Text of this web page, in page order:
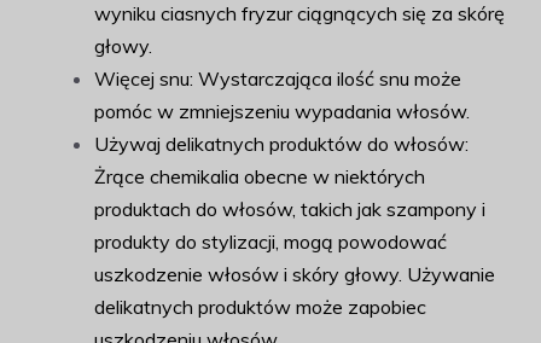
wyniku ciasnych fryzur ciągnących się za skórę
głowy.
Więcej snu: Wystarczająca ilość snu może
pomóc w zmniejszeniu wypadania włosów.
Używaj delikatnych produktów do włosów:
Żrące chemikalia obecne w niektórych
produktach do włosów, takich jak szampony i
produkty do stylizacji, mogą powodować
uszkodzenie włosów i skóry głowy. Używanie
delikatnych produktów może zapobiec